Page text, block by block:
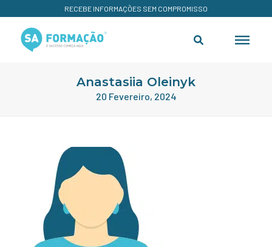
RECEBE INFORMAÇÕES SEM COMPROMISSO
Anastasiia Oleinyk
20 Fevereiro, 2024